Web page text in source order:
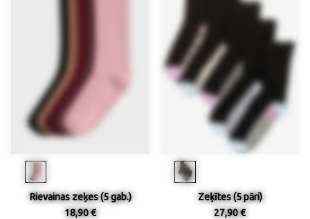
Rievainas zeķes (5 gab.)
18,90 €
Zeķītes (5 pāri)
27,90 €